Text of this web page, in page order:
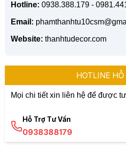
Hotline: 0938.388.179 -
Email:
Website: thanhtudecor.com
HOTLINE HỖ
Mọi chi tiết xin liên hệ để được
Hỗ Trợ Tư Vấn
0938388179